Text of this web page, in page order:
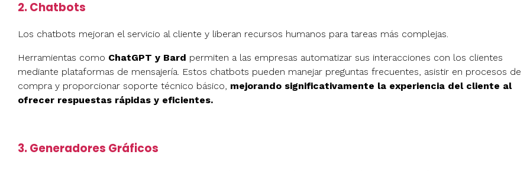
2. Chatbots
Los chatbots mejoran el servicio al cliente y liberan recursos humanos para tareas más complejas.
Herramientas como ChatGPT y Bard permiten a las empresas automatizar sus interacciones con los clientes
mediante plataformas de mensajería. Estos chatbots pueden manejar preguntas frecuentes, asistir en procesos de
compra y proporcionar soporte técnico básico, mejorando significativamente la experiencia del cliente al
ofrecer respuestas rápidas y eficientes.
3. Generadores Gráficos